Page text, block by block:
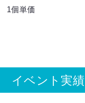
1個単価
イベント実績